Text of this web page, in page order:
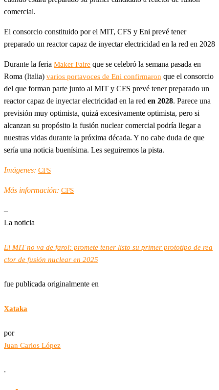
comercial.
El consorcio constituido por el MIT, CFS y Eni prevé tener
preparado un reactor capaz de inyectar electricidad en la red en 2028
Durante la feria Maker Faire que se celebró la semana pasada en
Roma (Italia) varios portavoces de Eni confirmaron que el consorcio
del que forman parte junto al MIT y CFS prevé tener preparado un
reactor capaz de inyectar electricidad en la red en 2028. Parece una
previsión muy optimista, quizá excesivamente optimista, pero si
alcanzan su propósito la fusión nuclear comercial podría llegar a
nuestras vidas durante la próxima década. Y no cabe duda de que
sería una noticia buenísima. Les seguiremos la pista.
Imágenes: CFS
Más información: CFS
–
La noticia
El MIT no va de farol: promete tener listo su primer prototipo de rea
ctor de fusión nuclear en 2025
fue publicada originalmente en
Xataka
por
Juan Carlos López
.